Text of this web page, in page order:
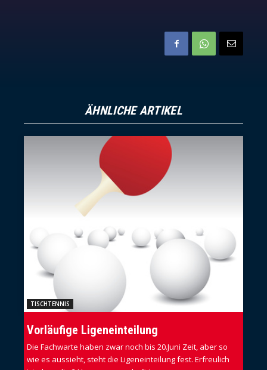
ÄHNLICHE ARTIKEL
TISCHTENNIS
Vorläufige Ligeneinteilung
Die Fachwarte haben zwar noch bis 20.Juni Zeit, aber so
wie es aussieht, steht die Ligeneinteilung fest. Erfreulich